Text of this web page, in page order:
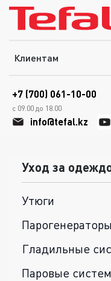
Клиентам
+7 (700) 061-10-00
с 09.00 до 18.00
info@tefal.kz
Уход за
Утюги
Парогенераторы
Гладильные
Паровые